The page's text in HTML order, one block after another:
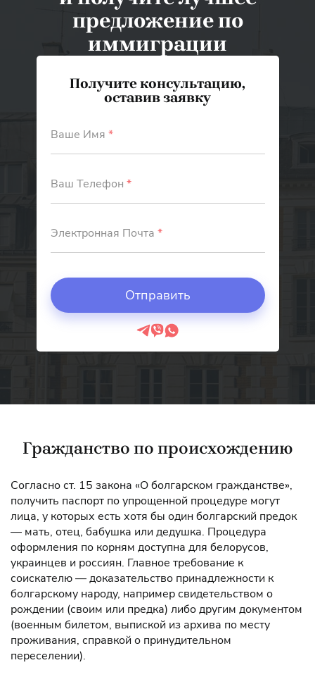
предложение по
иммиграции
Получите консультацию,
оставив заявку
Ваше Имя *
Ваш Телефон *
Электронная Почта *
Гражданство по происхождению
Согласно ст. 15 закона «О болгарском гражданстве»,
получить паспорт по упрощенной процедуре могут
лица, у которых есть хотя бы один болгарский предок
— мать, отец, бабушка или дедушка. Процедура
оформления по корням доступна для белорусов,
украинцев и россиян. Главное требование к
соискателю — доказательство принадлежности к
болгарскому народу, например свидетельством о
рождении (своим или предка) либо другим документом
(военным билетом, выпиской из архива по месту
проживания, справкой о принудительном
переселении).